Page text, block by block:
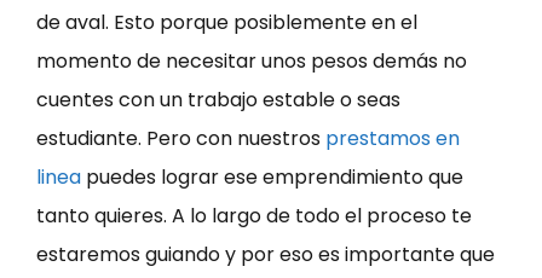
de aval. Esto porque posiblemente en el
momento de necesitar unos pesos demás no
cuentes con un trabajo estable o seas
estudiante. Pero con nuestros prestamos en
linea puedes lograr ese emprendimiento que
tanto quieres. A lo largo de todo el proceso te
estaremos guiando y por eso es importante que